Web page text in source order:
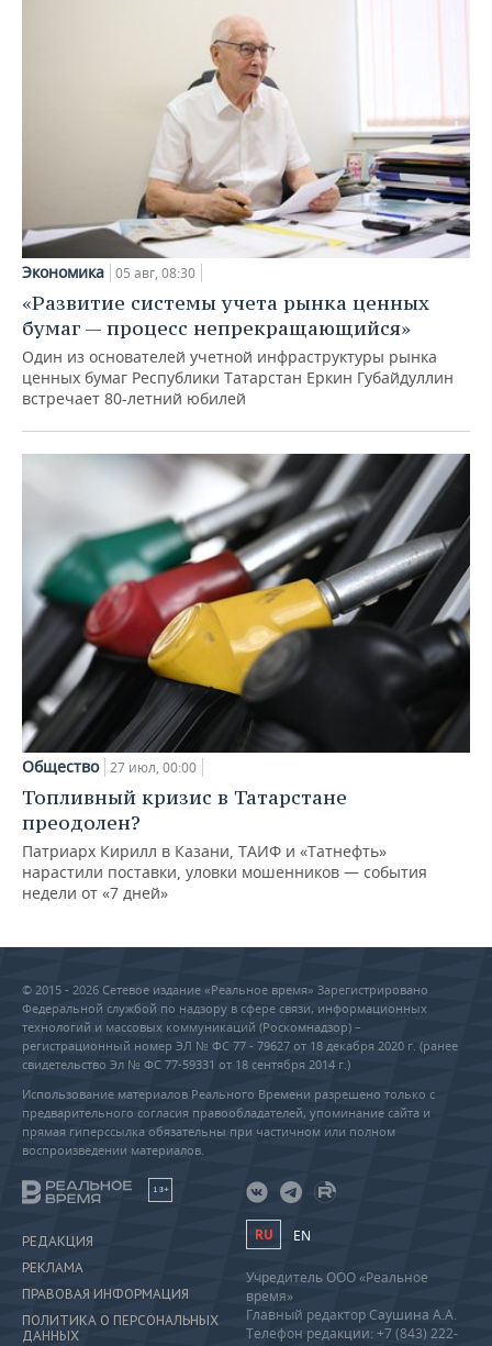
Экономика 05 авг, 08:30
«Развитие системы учета рынка ценных
бумаг — процесс непрекращающийся»
Один из основателей учетной инфраструктуры рынка
ценных бумаг Республики Татарстан Еркин Губайдуллин
встречает 80-летний юбилей
Общество 27 июл, 00:00
Топливный кризис в Татарстане
преодолен?
Патриарх Кирилл в Казани, ТАИФ и «Татнефть»
нарастили поставки, уловки мошенников — события
недели от «7 дней»
© 2015 - 2026 Сетевое издание «Реальное время» Зарегистрировано
Федеральной службой по надзору в сфере связи, информационных
технологий и массовых коммуникаций (Роскомнадзор) –
регистрационный номер ЭЛ № ФС 77 - 79627 от 18 декабря 2020 г. (ранее
свидетельство Эл № ФС 77-59331 от 18 сентября 2014 г.)
Использование материалов Реального Времени разрешено только с
предварительного согласия правообладателей, упоминание сайта и
прямая гиперссылка обязательны при частичном или полном
воспроизведении материалов.
18+
РЕДАКЦИЯ
РЕКЛАМА
ПРАВОВАЯ ИНФОРМАЦИЯ
ПОЛИТИКА О ПЕРСОНАЛЬНЫХ
ДАННЫХ
RU EN
Учредитель ООО «Реальное
время»
Главный редактор Саушина А.А.
Телефон редакции: +7 (843) 222-